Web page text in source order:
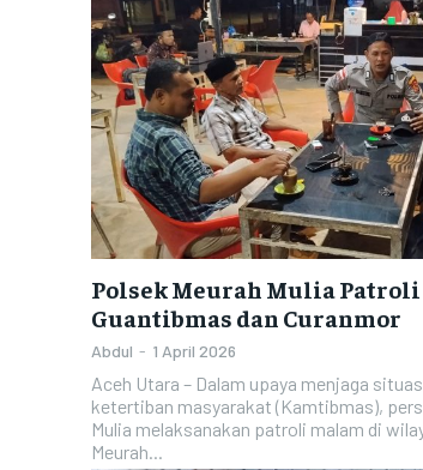
Polsek Meurah Mulia Patroli
Guantibmas dan Curanmor
Abdul - 1 April 2026
Aceh Utara – Dalam upaya menjaga
ketertiban masyarakat (Kamtibmas),
Mulia melaksanakan patroli malam di
Meurah...